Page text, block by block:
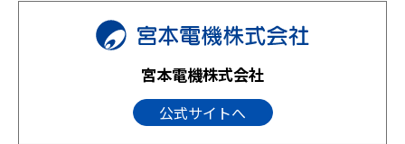
宮本電機株式会社
公式サイトへ